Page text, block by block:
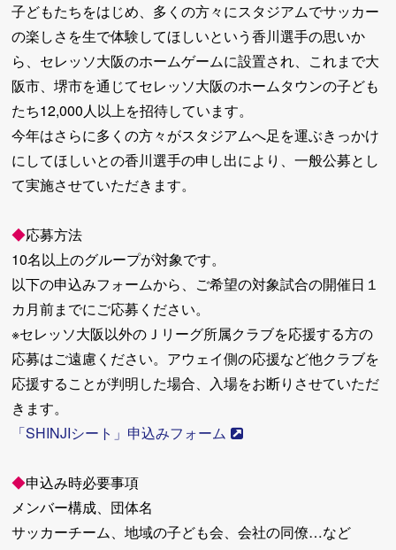
子どもたちをはじめ、多くの方々にスタジアムでサッカー
の楽しさを生で体験してほしいという香川選手の思いか
ら、セレッソ大阪のホームゲームに設置され、これまで大
阪市、堺市を通じてセレッソ大阪のホームタウンの子ども
たち12,000人以上を招待しています。
今年はさらに多くの方々がスタジアムへ足を運ぶきっかけ
にしてほしいとの香川選手の申し出により、一般公募とし
て実施させていただきます。
◆応募方法
10名以上のグループが対象です。
以下の申込みフォームから、ご希望の対象試合の開催日１
カ月前までにご応募ください。
※セレッソ大阪以外のＪリーグ所属クラブを応援する方の
応募はご遠慮ください。アウェイ側の応援など他クラブを
応援することが判明した場合、入場をお断りさせていただ
きます。
「SHINJIシート」申込みフォーム
◆申込み時必要事項
メンバー構成、団体名
サッカーチーム、地域の子ども会、会社の同僚…など